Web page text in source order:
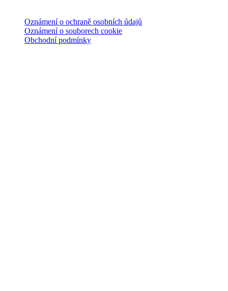
Oznámení o ochraně osobních údajů
Oznámení o souborech cookie
Obchodní podmínky